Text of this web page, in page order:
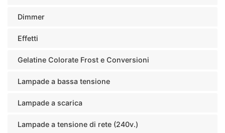
Dimmer
Effetti
Gelatine Colorate Frost e Conversioni
Lampade a bassa tensione
Lampade a scarica
Lampade a tensione di rete (240v.)